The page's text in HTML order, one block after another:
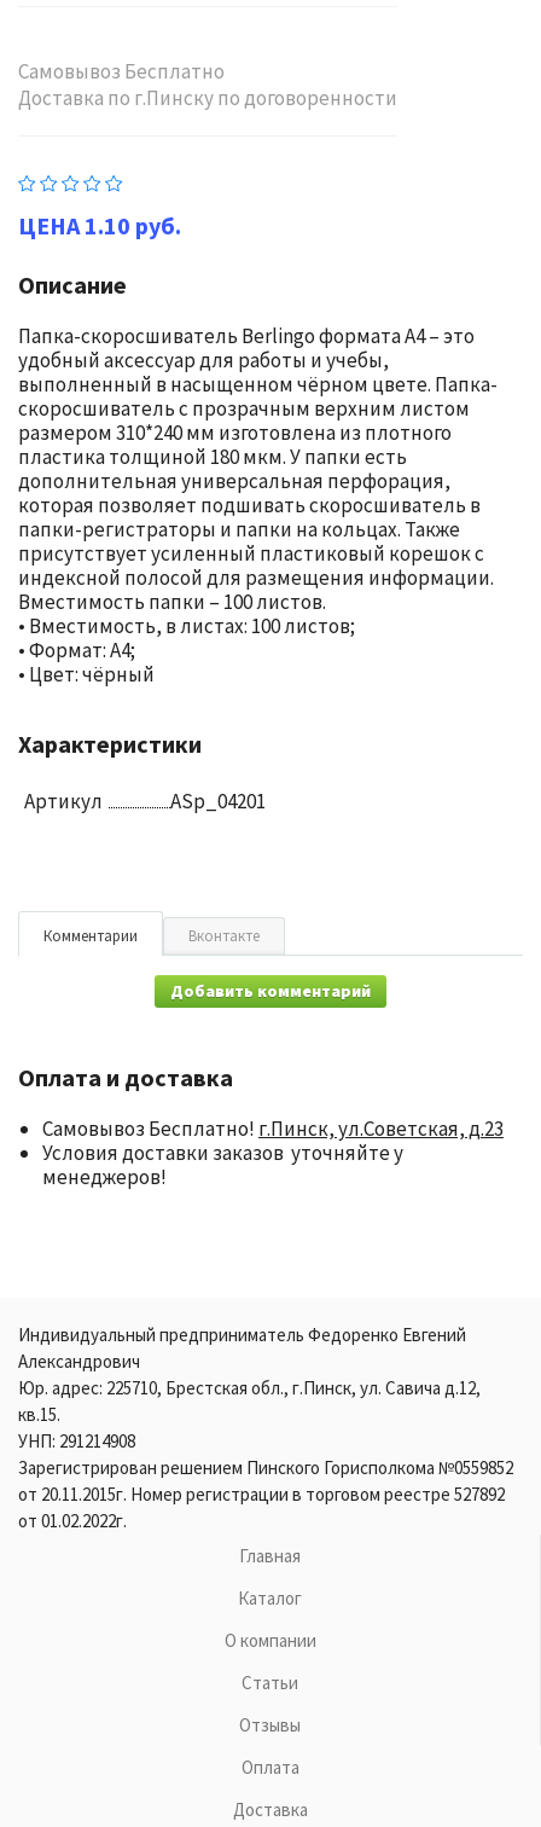
Самовывоз Бесплатно
Доставка по г.Пинску по договоренности
1.10 руб.
Описание
Папка-скоросшиватель Berlingo формата А4 – это
удобный аксессуар для работы и учебы,
выполненный в насыщенном чёрном цвете. Папка-
скоросшиватель с прозрачным верхним листом
размером 310*240 мм изготовлена из плотного
пластика толщиной 180 мкм. У папки есть
дополнительная универсальная перфорация,
которая позволяет подшивать скоросшиватель в
папки-регистраторы и папки на кольцах. Также
присутствует усиленный пластиковый корешок с
индексной полосой для размещения информации.
Вместимость папки – 100 листов.
• Вместимость, в листах: 100 листов;
• Формат: А4;
• Цвет: чёрный
Характеристики
Артикул ASp_04201
Комментарии Вконтакте
Добавить комментарий
Оплата и доставка
Самовывоз Бесплатно! г.Пинск, ул.Советская, д.23
Условия доставки заказов уточняйте у
менеджеров!
Индивидуальный предприниматель Федоренко Евгений
Александрович
Юр. адрес: 225710, Брестская обл., г.Пинск, ул. Савича д.12,
кв.15.
УНП: 291214908
Зарегистрирован решением Пинского Горисполкома №0559852
от 20.11.2015г. Номер регистрации в торговом реестре 527892
от 01.02.2022г.
Главная
Каталог
О компании
Статьи
Отзывы
Оплата
Доставка